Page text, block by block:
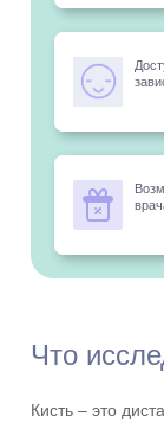
Что
Кисть – это